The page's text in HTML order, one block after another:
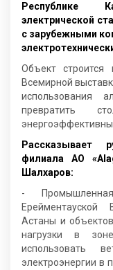
Республике
электрической
с зарубежными
Объект строится
Всемирной
использования
превратить
Рассказывает
филиала АО
Шалхаров:
- Промышленная
Ерейментауской
Астаны и
нагрузки в
использовать
электроэнергии